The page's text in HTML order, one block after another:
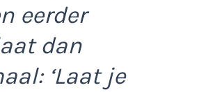
eerder
dan
‘Laat je